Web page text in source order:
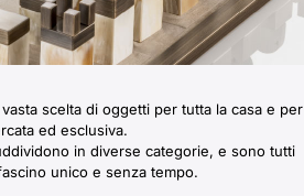
scelta di oggetti per tutta la casa e per
ed esclusiva.
in diverse categorie, e sono tutti
unico e senza tempo.